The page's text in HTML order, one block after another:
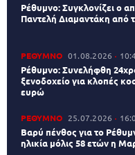
Ρέθυμνο: Συγκλονίζει ο
Παντελή Διαμαντάκη από
ΡΕΘΥΜΝΟ 01.08.2026
Ρέθυμνο: Συνελήφθη
ξενοδοχείο για κλοπές
ευρώ
ΡΕΘΥΜΝΟ 25.07.2026
Βαρύ πένθος για το
ηλικία μόλις 58 ετών η